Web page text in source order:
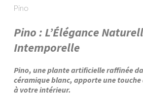
Pino
Pino : L’Élégance
Intemporelle
Pino, une plante artificielle raffinée
céramique blanc, apporte une
à votre intérieur.